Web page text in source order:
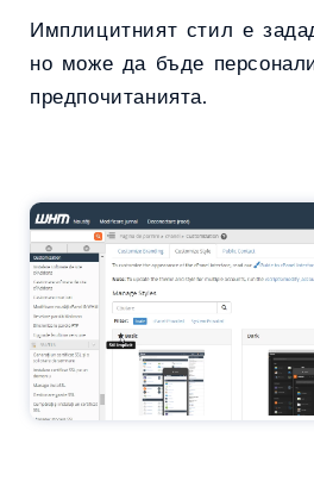
Имплицитният стил е
но може да бъде
предпочитанията.